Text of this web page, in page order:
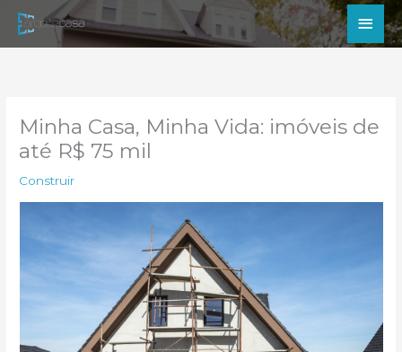
para
Minha Casa, Minha Vida: imóveis de
até R$ 75 mil
Construir